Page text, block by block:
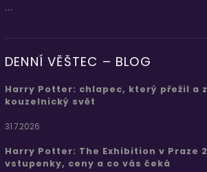
...
DENNÍ VĚŠTEC – BLOG
Harry Potter: chlapec, který přežil a
kouzelnický svět
31.7.2026
Harry Potter: The Exhibition v Praze
vstupenky, ceny a co vás čeká